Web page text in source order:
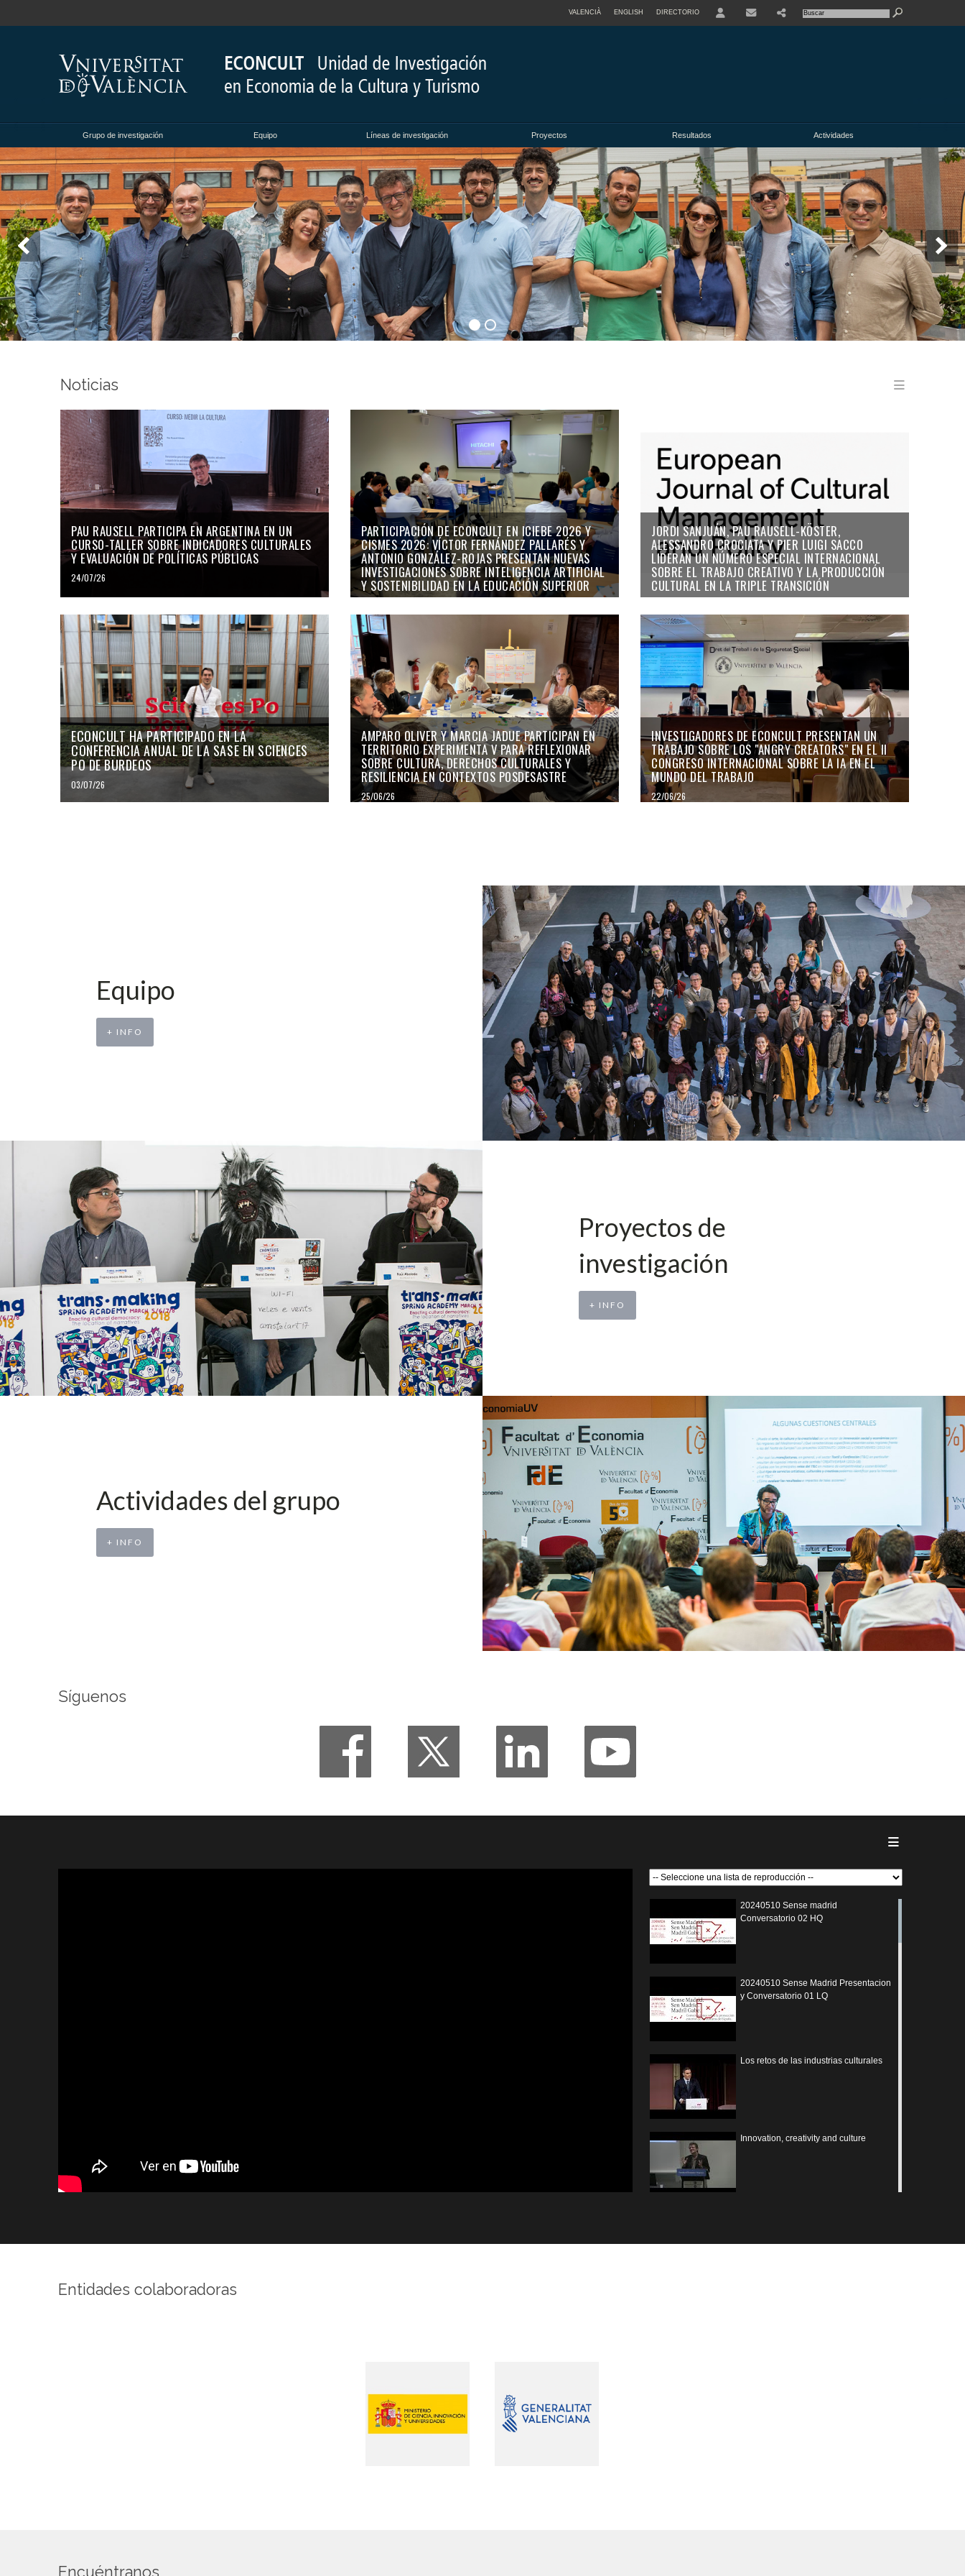
VALENCIÀ ENGLISH DIRECTORIO
Grupo de investigación Equipo Líneas de investigación Proyectos Resultados Actividades
Noticias Menu
PAU RAUSELL PARTICIPA EN ARGENTINA EN UN
CURSO-TALLER SOBRE INDICADORES CULTURALES
Y EVALUACIÓN DE POLÍTICAS PÚBLICAS
24/07/26
PARTICIPACIÓN DE ECONCULT EN ICIEBE 2026 Y
CISMES 2026: VÍCTOR FERNÁNDEZ PALLARÉS Y
ANTONIO GONZÁLEZ-ROJAS PRESENTAN NUEVAS
INVESTIGACIONES SOBRE INTELIGENCIA ARTIFICIAL
Y SOSTENIBILIDAD EN LA EDUCACIÓN SUPERIOR
JORDI SANJUÁN, PAU RAUSELL-KÖSTER,
ALESSANDRO CROCIATA Y PIER LUIGI SACCO
LIDERAN UN NÚMERO ESPECIAL INTERNACIONAL
SOBRE EL TRABAJO CREATIVO Y LA PRODUCCIÓN
CULTURAL EN LA TRIPLE TRANSICIÓN
ECONCULT HA PARTICIPADO EN LA
CONFERENCIA ANUAL DE LA SASE EN SCIENCES
PO DE BURDEOS
03/07/26
AMPARO OLIVER Y MARCIA JADUE PARTICIPAN EN
TERRITORIO EXPERIMENTA V PARA REFLEXIONAR
SOBRE CULTURA, DERECHOS CULTURALES Y
RESILIENCIA EN CONTEXTOS POSDESASTRE
25/06/26
INVESTIGADORES DE ECONCULT PRESENTAN UN
TRABAJO SOBRE LOS "ANGRY CREATORS" EN EL II
CONGRESO INTERNACIONAL SOBRE LA IA EN EL
MUNDO DEL TRABAJO
22/06/26
Equipo
+ INFO
Proyectos de
investigación
+ INFO
Actividades del grupo
+ INFO
Síguenos
20240510 Sense madrid
Conversatorio 02 HQ
20240510 Sense Madrid Presentacion
y Conversatorio 01 LQ
Los retos de las industrias culturales
Innovation, creativity and culture
Entidades colaboradoras
Encuéntranos